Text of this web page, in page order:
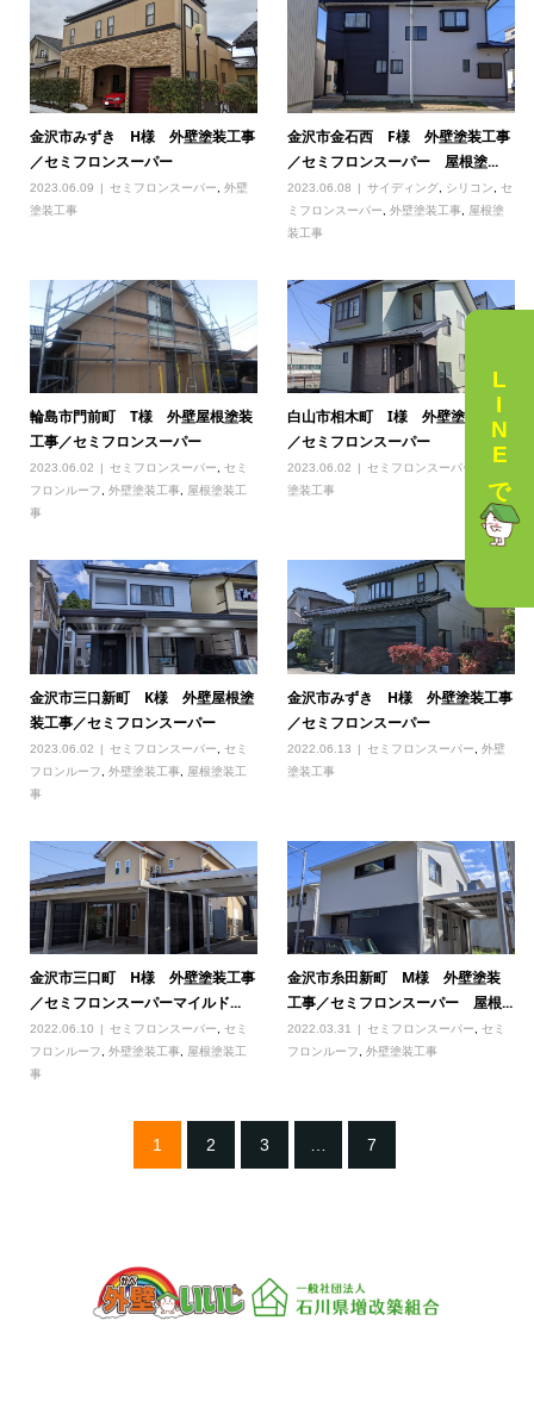
LINEで相談
金沢市みずき H様 外壁塗装工事
／セミフロンスーパー
2023.06.09 セミフロンスーパー
外壁
塗装工事
金沢市金石西 F様 外壁塗装工事
／セミフロンスーパー 屋根塗...
2023.06.08 サイディング シリコン
セ
ミフロンスーパー
,外壁塗装工事
屋根塗
装工事
輪島市門前町 T様 外壁屋根塗装
工事／セミフロンスーパー
2023.06.02 セミフロンスーパー
セミ
フロンルーフ
外壁塗装工事,
屋根塗装工
事
白山市相木町 I様 外壁塗装工事
／セミフロンスーパー
2023.06.02 セミフロンスーパー
塗装工事
金沢市三口新町 K様 外壁屋根塗
装工事／セミフロンスーパー
2023.06.02 セミフロンスーパー
セミ
フロンルーフ
外壁塗装工事,
屋根塗装工
事
金沢市みずき H様 外壁塗装工事
／セミフロンスーパー
2022.06.13 セミフロンスーパー ,外壁
塗装工事
金沢市三口町 H様 外壁塗装工事
／セミフロンスーパーマイルド...
2022.06.10 セミフロンスーパー
セミ
フロンルーフ
外壁塗装工事,
屋根塗装工
事
金沢市糸田新町 M様 外壁塗装
工事／セミフロンスーパー 屋根...
2022.03.31 セミフロンスーパー
セミ
フロンルーフ
,外壁塗装工事
1 2 3 7